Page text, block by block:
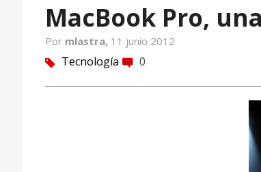
MacBook Pro,
Por mlastra, 11 junio 2012
tag Tecnología comment 0